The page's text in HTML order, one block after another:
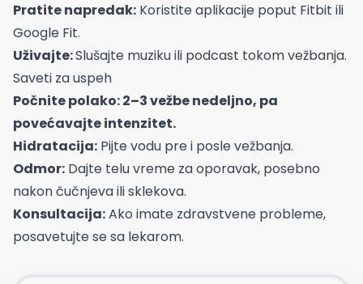
Pratite napredak: Koristite aplikacije poput Fitbit ili
Google Fit.
Uživajte:Slušajte muziku ili podcast tokom vežbanja.
Saveti za uspeh
Počnite polako: 2–3 vežbe nedeljno, pa
povećavajte intenzitet.
Hidratacija: Pijte vodu pre i posle vežbanja.
Odmor: Dajte telu vreme za oporavak, posebno
nakon čučnjeva ili sklekova.
Konsultacija:Ako imate zdravstvene probleme,
posavetujte se sa lekarom.